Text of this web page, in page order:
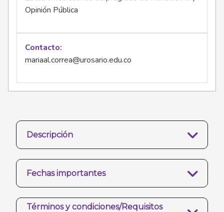
Opinión Pública
Contacto
mariaal.correa@urosario.edu.co
Descripción
Fechas importantes
Términos y condiciones/Requisitos